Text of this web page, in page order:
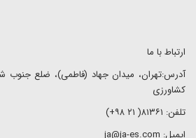
ارتباط با ما
کشاورزی
تلفن: ۸۱۳۶۱( ۲۱ ۹۸+)
ایمیل: ja@ja-es.com